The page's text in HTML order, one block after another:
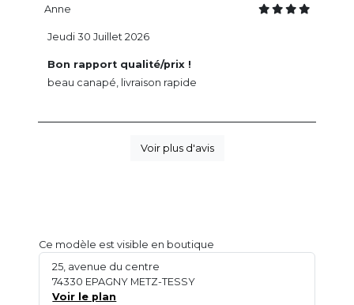
Anne
Bon rapport qualité/prix !
beau canapé, livraison rapide
Jeudi 30 Juillet 2026
Voir plus d'avis
Ce modèle est visible en boutique
25, avenue du centre
74330 EPAGNY METZ-TESSY
Voir le plan